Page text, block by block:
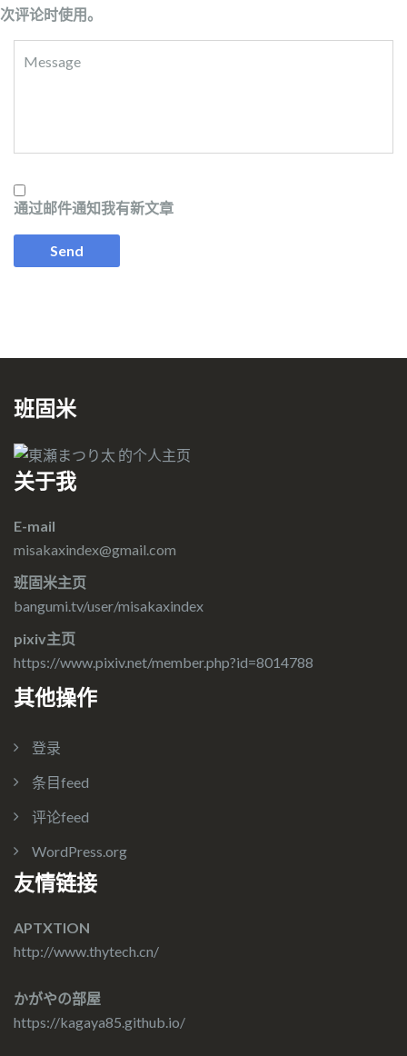
次评论时使用。
通过邮件通知我有新文章
班固米
关于我
E-mail
misakaxindex@gmail.com
班固米主页
bangumi.tv/user/misakaxindex
pixiv主页
https://www.pixiv.net/member.php?id=8014788
其他操作
登录
条目feed
评论feed
WordPress.org
友情链接
APTXTION
http://www.thytech.cn/
かがやの部屋
https://kagaya85.github.io/